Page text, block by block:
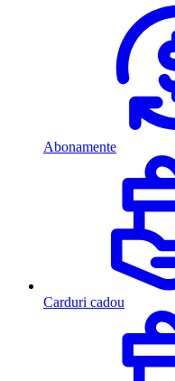
Abonamente
Carduri cadou